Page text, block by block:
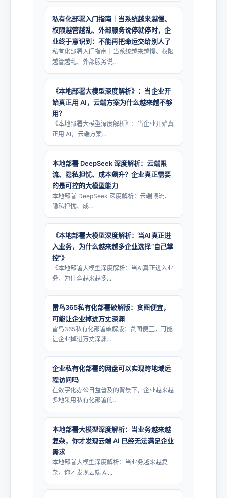
私有化部署入门指南｜当系统越来越慢、
权限越管越乱、外部服务说停就停时，企
业终于意识到：不能再把命运交给别人了
私有化部署入门指南｜当系统越来越慢、权限
越管越乱、外部服务说...
《本地部署大模型深度解析》：当企业开
始真正用 AI，云端方案为什么越来越不够
用？
《本地部署大模型深度解析》：当企业开始真
正用 AI，云端方案...
本地部署 DeepSeek 深度解析：云端限
流、隐私担忧、成本飙升？企业真正需要
的是可控的大模型能力
本地部署 DeepSeek 深度解析：云端限流、
隐私担忧、成...
《本地部署大模型深度解析：当AI真正进
入业务，为什么越来越多企业选择“自己掌
控”》
《本地部署大模型深度解析：当AI真正进入业
务，为什么越来越多...
雷鸟365私有化部署破解版：贪图便宜，
可能让企业掉进万丈深渊
雷鸟365私有化部署破解版：贪图便宜，可能
让企业掉进万丈深渊...
企业私有化部署的网盘可以实现跨地域远
程访问吗
在数字化办公日益普及的背景下，企业越来越
多地采用私有化部署的...
本地部署大模型深度解析：当业务越来越
复杂，你才发现云端 AI 已经无法满足企业
需求
本地部署大模型深度解析：当业务越来越复
杂，你才发现云端 AI...